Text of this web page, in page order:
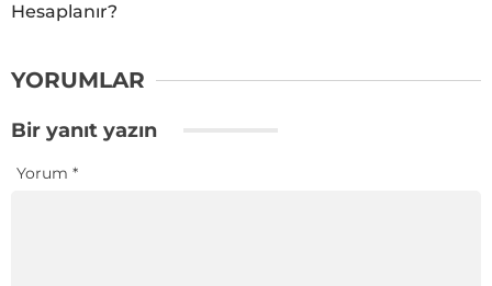
Hesaplanır?
YORUMLAR
Bir yanıt yazın
Yorum *